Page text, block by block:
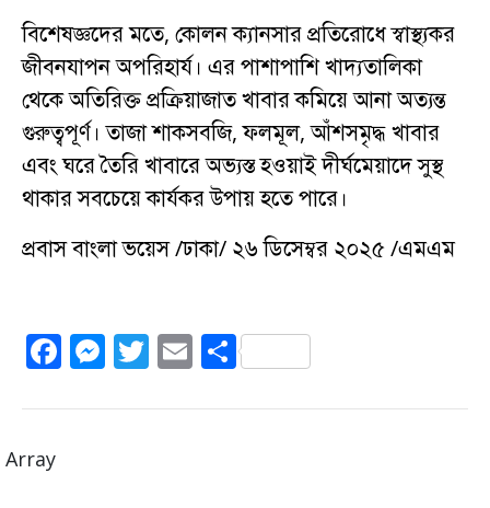
বিশেষজ্ঞদের মতে, কোলন ক্যানসার প্রতিরোধে স্বাস্থ্যকর
জীবনযাপন অপরিহার্য। এর পাশাপাশি খাদ্যতালিকা
থেকে অতিরিক্ত প্রক্রিয়াজাত খাবার কমিয়ে আনা অত্যন্ত
গুরুত্বপূর্ণ। তাজা শাকসবজি, ফলমূল, আঁশসমৃদ্ধ খাবার
এবং ঘরে তৈরি খাবারে অভ্যস্ত হওয়াই দীর্ঘমেয়াদে সুস্থ
থাকার সবচেয়ে কার্যকর উপায় হতে পারে।
প্রবাস বাংলা ভয়েস /ঢাকা/ ২৬ ডিসেম্বর ২০২৫ /এমএম
F
c
M
ss
T
it
E
ai
S
a
Array